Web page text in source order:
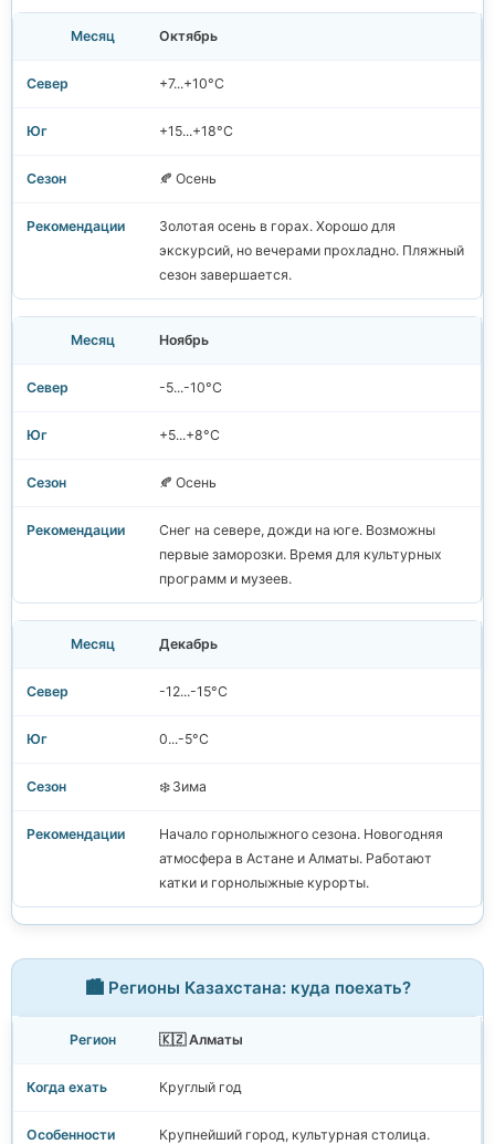
Октябрь
+7...+10°C
+15...+18°C
🍂 Осень
Золотая осень в горах. Хорошо для
экскурсий, но вечерами прохладно. Пляжный
сезон завершается.
Ноябрь
-5...-10°C
+5...+8°C
🍂 Осень
Снег на севере, дожди на юге. Возможны
первые заморозки. Время для культурных
программ и музеев.
Декабрь
-12...-15°C
0...-5°C
❄️ Зима
Начало горнолыжного сезона. Новогодняя
атмосфера в Астане и Алматы. Работают
катки и горнолыжные курорты.
🏙️ Регионы Казахстана: куда поехать?
🇰🇿 Алматы
Круглый год
Крупнейший город, культурная столица.